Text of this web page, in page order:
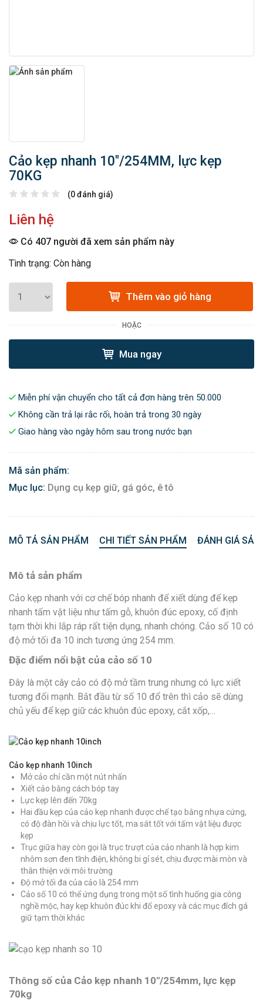
Cảo kẹp nhanh 10″/254MM, lực kẹp
70KG
(0 đánh giá)
Liên hệ
Có 407 người đã xem sản phẩm này
Tình trạng: Còn hàng
Thêm vào giỏ hàng
HOẶC
Mua ngay
Miễn phí vận chuyển cho tất cả đơn hàng trên 50.000
Không cần trả lại rắc rối, hoàn trả trong 30 ngày
Giao hàng vào ngày hôm sau trong nước bạn
Mã sản phẩm:
Mục lục: Dụng cụ kẹp giữ, gá góc, ê tô
MÔ TẢ SẢN PHẨM CHI TIẾT SẢN PHẨM ĐÁNH GIÁ
Mô tả sản phẩm
Cảo kẹp nhanh với cơ chế bóp nhanh để xiết dùng để kẹp
nhanh tấm vật liệu như tấm gỗ, khuôn đúc epoxy, cố định
tạm thời khi lắp ráp rất tiện dụng, nhanh chóng. Cảo số 10 có
độ mở tối đa 10 inch tương ứng 254 mm.
Đặc điểm nổi bật của cảo số 10
Đây là một cây cảo có độ mở tầm trung nhưng có lực xiết
tương đối mạnh. Bắt đầu từ số 10 đổ trên thì cảo sẽ dùng
chủ yếu để kẹp giữ các khuôn đúc epoxy, cắt xốp,…
Cảo kẹp nhanh 10inch
Mở cảo chỉ cần một nút nhấn
Xiết cảo bằng cách bóp tay
Lực kẹp lên đến 70kg
Hai đầu kẹp của cảo kẹp nhanh được chế tạo bằng nhựa cứng,
có độ đàn hồi và chịu lực tốt, ma sát tốt với tấm vật liệu được
kẹp
Trục giữa hay còn gọi là trục trượt của cảo nhanh là hợp kim
nhôm sơn đen tĩnh điện, không bi gỉ sét, chịu được mài mòn và
thân thiện với môi trường
Độ mở tối đa của cảo là 254 mm
Cảo số 10 có thể ứng dụng trong một số tình huống gia công
nghề mộc, hay kẹp khuôn đúc khi đổ epoxy và các mục đích gá
giữ tạm thời khác
Thông số của Cảo kẹp nhanh 10″/254mm, lực kẹp
70kg